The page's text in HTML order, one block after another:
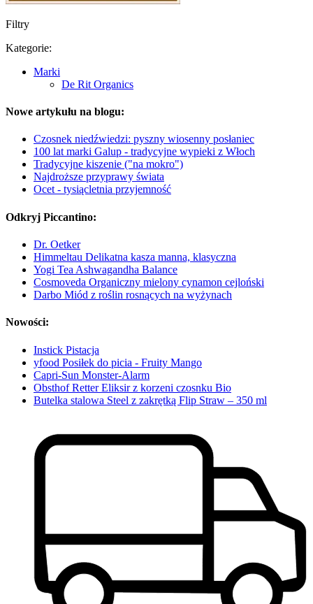
Filtry
Kategorie:
Marki
De Rit Organics
Nowe artykułu na blogu:
Czosnek niedźwiedzi: pyszny wiosenny posłaniec
100 lat marki Galup - tradycyjne wypieki z Włoch
Tradycyjne kiszenie ("na mokro")
Najdroższe przyprawy świata
Ocet - tysiącletnia przyjemność
Odkryj Piccantino:
Dr. Oetker
Himmeltau Delikatna kasza manna, klasyczna
Yogi Tea Ashwagandha Balance
Cosmoveda Organiczny mielony cynamon cejloński
Darbo Miód z roślin rosnących na wyżynach
Nowości:
Instick Pistacja
yfood Posiłek do picia - Fruity Mango
Capri-Sun Monster-Alarm
Obsthof Retter Eliksir z korzeni czosnku Bio
Butelka stalowa Steel z zakrętką Flip Straw – 350 ml